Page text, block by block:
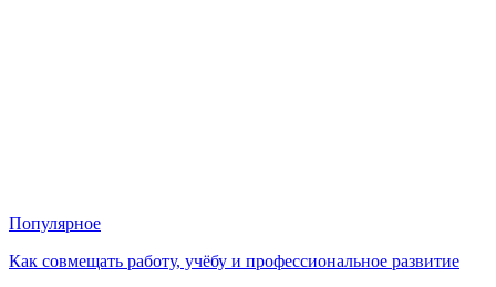
Популярное
Как совмещать работу, учёбу и профессиональное развитие